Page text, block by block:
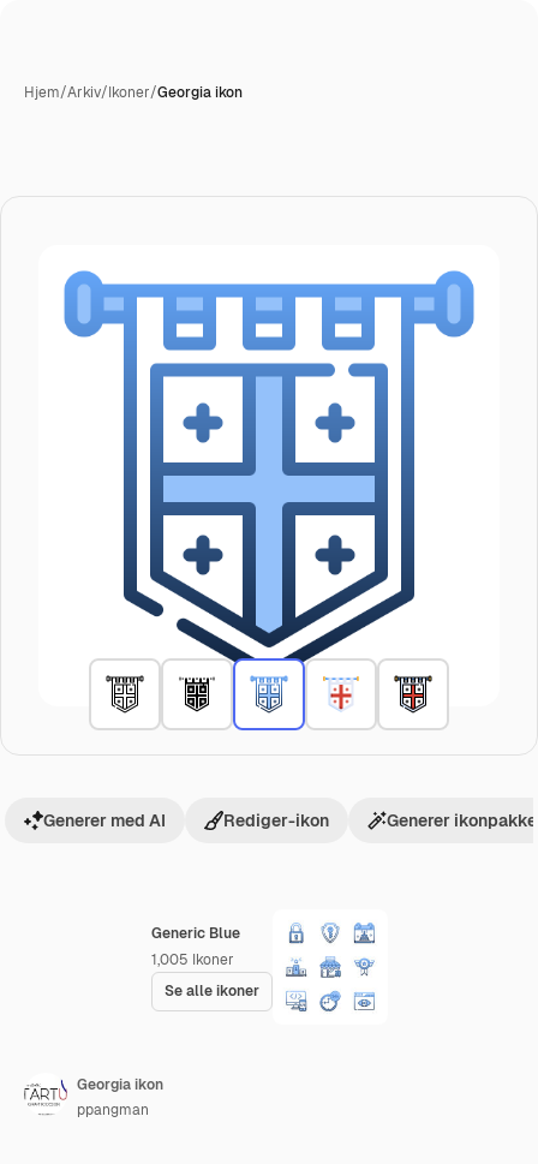
Hjem/Arkiv/Ikoner/Georgia ikon
Generic Blue
1,005 Ikoner
Se alle ikoner
Generer med AI Rediger-ikon Generer ikonpakke
Georgia ikon
ppangman